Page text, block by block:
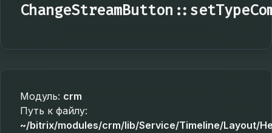
Модуль: crm
Путь к файлу:
~/bitrix/modules/crm/lib/Service/Timeline/Layout/